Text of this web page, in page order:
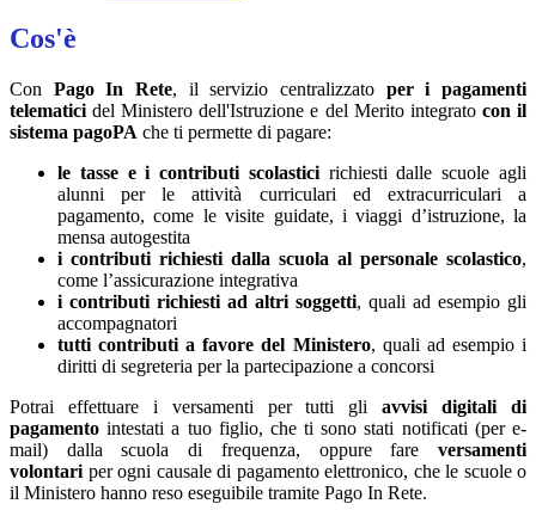
Cos'è
Con Pago In Rete, il servizio centralizzato per i pagamenti
telematici del Ministero dell'Istruzione e del Merito integrato con il
sistema pagoPA che ti permette di pagare:
le tasse e i contributi scolastici richiesti dalle scuole agli
alunni per le attività curriculari ed extracurriculari a
pagamento, come le visite guidate, i viaggi d’istruzione, la
mensa autogestita
i contributi richiesti dalla scuola al personale scolastico,
come l’assicurazione integrativa
i contributi richiesti ad altri soggetti, quali ad esempio gli
accompagnatori
tutti contributi a favore del Ministero, quali ad esempio i
diritti di segreteria per la partecipazione a concorsi
Potrai effettuare i versamenti per tutti gli
avvisi digitali di
pagamento intestati a tuo figlio, che ti sono stati notificati (per e-
mail) dalla scuola di frequenza, oppure fare
versamenti
volontari per ogni causale di pagamento elettronico, che le scuole o
il Ministero hanno reso eseguibile tramite Pago In Rete.